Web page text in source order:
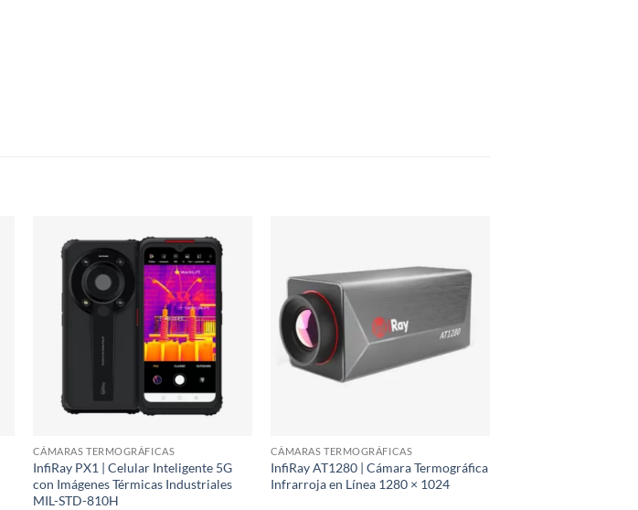
CÁMARAS TERMOGRÁFICAS
InfiRay PX1 | Celular Inteligente 5G
con Imágenes Térmicas Industriales
MIL-STD-810H
CÁMARAS TERMOGRÁFICAS
InfiRay AT1280 | Cámara Termográfica
Infrarroja en Línea 1280 × 1024